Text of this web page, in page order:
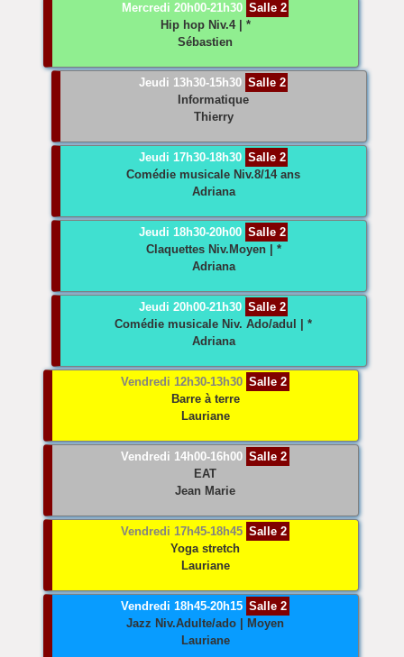
Mercredi 20h00-21h30 Salle 2
Hip hopNiv.4 | *
Sébastien
Jeudi 13h30-15h30 Salle 2
Informatique
Thierry
Jeudi 17h30-18h30 Salle 2
Comédie musicale Niv.8/14 ans
Adriana
Jeudi 18h30-20h00 Salle 2
ClaquettesNiv.Moyen | *
Adriana
Jeudi 20h00-21h30 Salle 2
Comédie musicale Niv. Ado/adul | *
Adriana
Vendredi 12h30-13h30 Salle 2
Barre à terre
Lauriane
Vendredi 14h00-16h00 Salle 2
EAT
Jean Marie
Vendredi 17h45-18h45 Salle 2
Yoga stretch
Lauriane
Vendredi 18h45-20h15 Salle 2
Jazz Niv.Adulte/ado | Moyen
Lauriane